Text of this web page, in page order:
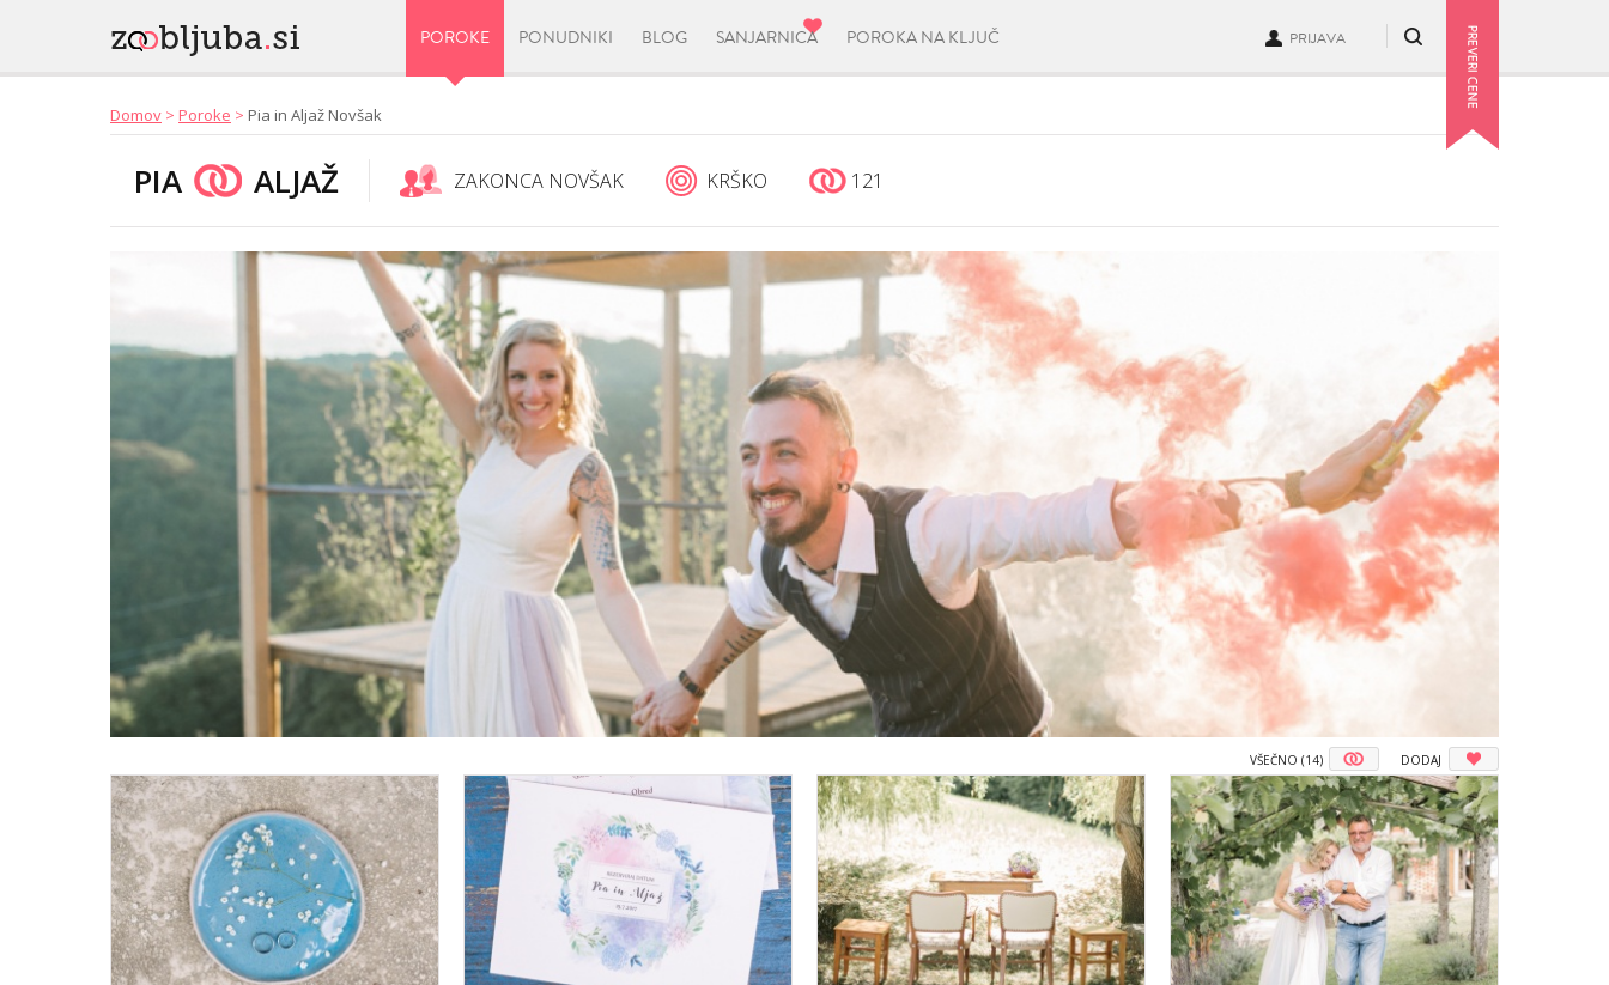
PRIJAVA
POROKE PONUDNIKI BLOG SANJARNICA POROKA NA KLJUČ
Domov > Poroke > Pia in Aljaž Novšak
PIA ALJAŽ ZAKONCA NOVŠAK KRŠKO 121
DODAJ
VŠEČNO (14)